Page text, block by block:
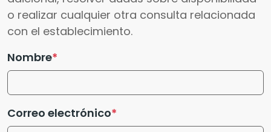
o realizar cualquier otra consulta relacionada
con el establecimiento.
Nombre
Correo electrónico